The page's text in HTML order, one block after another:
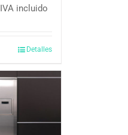
IVA incluido
Detalles